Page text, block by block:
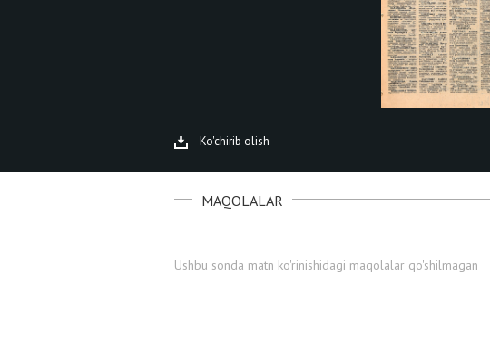
Ko'chirib olish
MAQOLALAR
Ushbu sonda matn ko'rinishidagi maqolalar qo'shilmagan